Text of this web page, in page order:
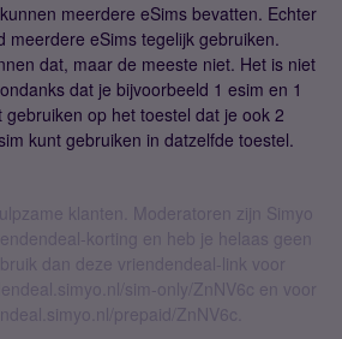
meerdere eSims bevatten. Echter
meerdere eSims tegelijk gebruiken.
dat, maar de meeste niet. Het is niet
dat je bijvoorbeeld 1 esim en 1
op het toestel dat je ook 2
kunt gebruiken in datzelfde toestel.
klanten. Moderatoren zijn Simyo
korting en heb je helaas geen
dan deze vriendendeal-link voor
sim-only/ZnNV6c en voor
prepaid/ZnNV6c.